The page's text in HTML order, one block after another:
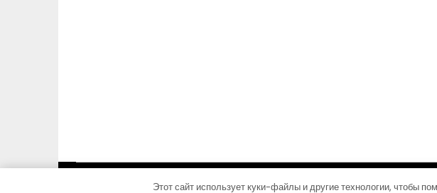
©2026 Журналы
Этот сайт использует куки-файлы и другие технологии, чтобы